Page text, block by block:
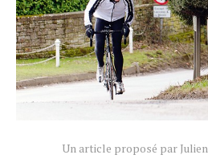
Un article proposé par Julien